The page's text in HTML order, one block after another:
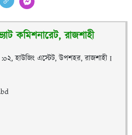
কমিশনারেট, রাজশাহী
:o২, হাউজিং এস্টেট, উপশহর, রাজশাহী I